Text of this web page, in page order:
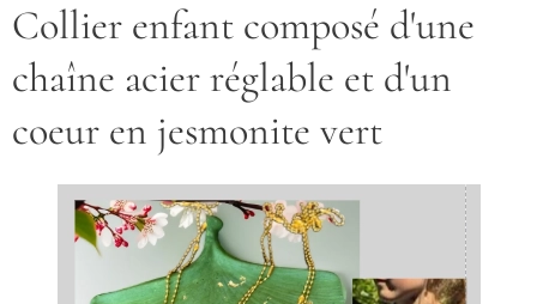
Collier enfant composé d'une
chaîne acier réglable et d'un
coeur en jesmonite vert